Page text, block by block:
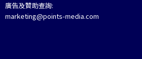
廣告及贊助查詢:
marketing@points-media.com